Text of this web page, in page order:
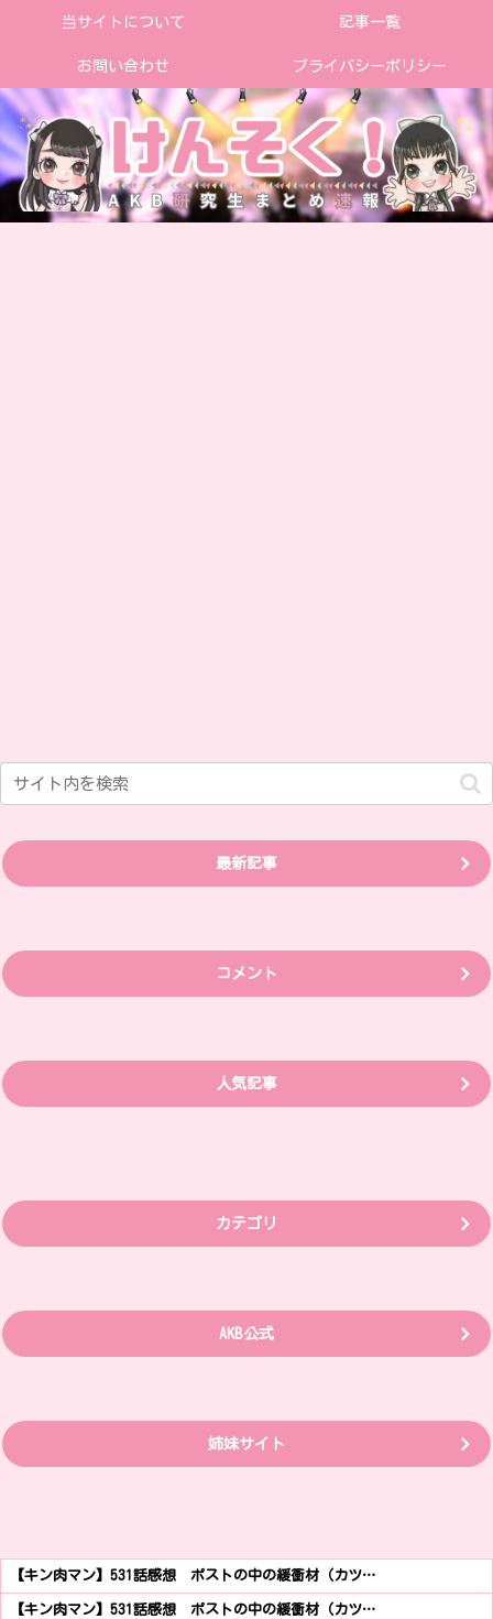
当サイトについて 記事一覧
お問い合わせ プライバシーポリシー
最新記事
コメント
人気記事
カテゴリ
AKB公式
姉妹サイト
【キン肉マン】531話感想 ポストの中の緩衝材（カツ…
【キン肉マン】531話感想 ポストの中の緩衝材（カツ…